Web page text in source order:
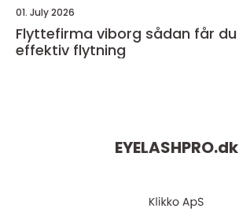
01. July 2026
Flyttefirma viborg sådan får du en tryg og
effektiv flytning
EYELASHPRO.dk